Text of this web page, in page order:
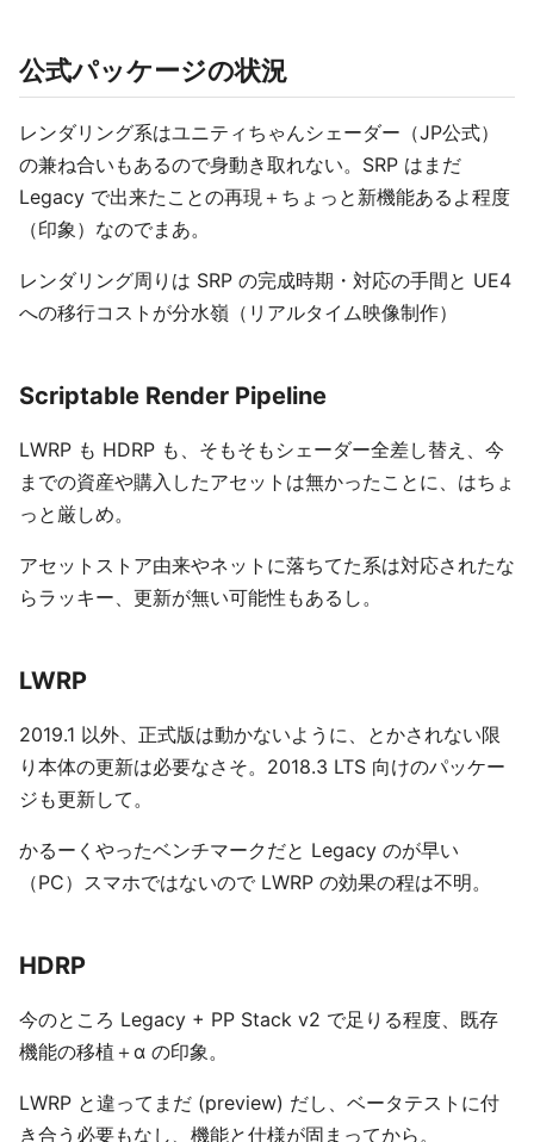
公式パッケージの状況
レンダリング系はユニティちゃんシェーダー（JP公式）
の兼ね合いもあるので身動き取れない。SRP はまだ
Legacy で出来たことの再現＋ちょっと新機能あるよ程度
（印象）なのでまあ。
レンダリング周りは SRP の完成時期・対応の手間と UE4
への移行コストが分水嶺（リアルタイム映像制作）
Scriptable Render Pipeline
LWRP も HDRP も、そもそもシェーダー全差し替え、今
までの資産や購入したアセットは無かったことに、はちょ
っと厳しめ。
アセットストア由来やネットに落ちてた系は対応されたな
らラッキー、更新が無い可能性もあるし。
LWRP
2019.1 以外、正式版は動かないように、とかされない限
り本体の更新は必要なさそ。2018.3 LTS 向けのパッケー
ジも更新して。
かるーくやったベンチマークだと Legacy のが早い
（PC）スマホではないので LWRP の効果の程は不明。
HDRP
今のところ Legacy + PP Stack v2 で足りる程度、既存
機能の移植＋α の印象。
LWRP と違ってまだ (preview) だし、ベータテストに付
き合う必要もなし、機能と仕様が固まってから。